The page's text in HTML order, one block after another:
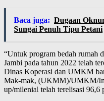
Baca juga: Dugaan
Sungai Penuh Tipu Petani
“Untuk program bedah rumah
Jambi pada tahun 2022 telah
Dinas Koperasi dan UMKM
Mak-mak, (UKMM)/UMKM/
up/milenial telah terelisasi 96,6